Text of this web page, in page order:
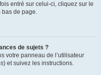
entré sur celui-ci, cliquez sur le
bas de page.
de sujets ?
votre panneau de l’utilisateur
) et suivez les instructions.